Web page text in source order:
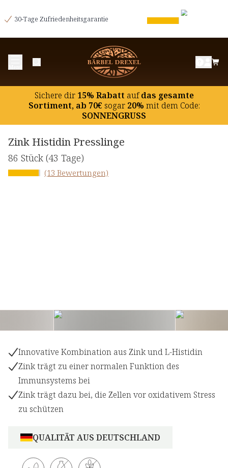
30-Tage Zufriedenheitsgarantie
Sichere dir15% Rabatt aufdas gesamte
Sortiment, ab 70€ sogar20% mit dem Code:
SONNENGRUSS
Zink Histidin Presslinge
86 Stück (43 Tage)
(13 Bewertungen)
Innovative Kombination aus Zink und L-Histidin
Zink trägt zu einer normalen Funktion des
Immunsystems bei
Zink trägt dazu bei, die Zellen vor oxidativem Stress
zu schützen
QUALITÄT AUS DEUTSCHLAND